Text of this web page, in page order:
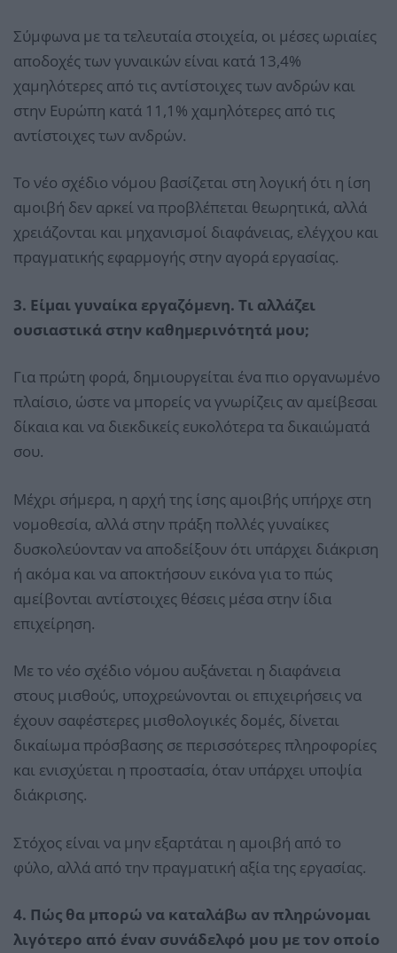
Σύμφωνα με τα τελευταία στοιχεία, οι μέσες ωριαίες
αποδοχές των γυναικών είναι κατά 13,4%
χαμηλότερες από τις αντίστοιχες των ανδρών και
στην Ευρώπη κατά 11,1% χαμηλότερες από τις
αντίστοιχες των ανδρών.
Το νέο σχέδιο νόμου βασίζεται στη λογική ότι η ίση
αμοιβή δεν αρκεί να προβλέπεται θεωρητικά, αλλά
χρειάζονται και μηχανισμοί διαφάνειας, ελέγχου και
πραγματικής εφαρμογής στην αγορά εργασίας.
3. Είμαι γυναίκα εργαζόμενη. Τι αλλάζει
ουσιαστικά στην καθημερινότητά μου;
Για πρώτη φορά, δημιουργείται ένα πιο οργανωμένο
πλαίσιο, ώστε να μπορείς να γνωρίζεις αν αμείβεσαι
δίκαια και να διεκδικείς ευκολότερα τα δικαιώματά
σου.
Μέχρι σήμερα, η αρχή της ίσης αμοιβής υπήρχε στη
νομοθεσία, αλλά στην πράξη πολλές γυναίκες
δυσκολεύονταν να αποδείξουν ότι υπάρχει διάκριση
ή ακόμα και να αποκτήσουν εικόνα για το πώς
αμείβονται αντίστοιχες θέσεις μέσα στην ίδια
επιχείρηση.
Με το νέο σχέδιο νόμου αυξάνεται η διαφάνεια
στους μισθούς, υποχρεώνονται οι επιχειρήσεις να
έχουν σαφέστερες μισθολογικές δομές, δίνεται
δικαίωμα πρόσβασης σε περισσότερες πληροφορίες
και ενισχύεται η προστασία, όταν υπάρχει υποψία
διάκρισης.
Στόχος είναι να μην εξαρτάται η αμοιβή από το
φύλο, αλλά από την πραγματική αξία της εργασίας.
4. Πώς θα μπορώ να καταλάβω αν πληρώνομαι
λιγότερο από έναν συνάδελφό μου με τον οποίο